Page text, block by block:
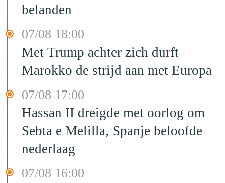
belanden
07/08 18:00
Met Trump achter zich durft
Marokko de strijd aan met Europa
07/08 17:00
Hassan II dreigde met oorlog om
Sebta e Melilla, Spanje beloofde
nederlaag
07/08 16:00